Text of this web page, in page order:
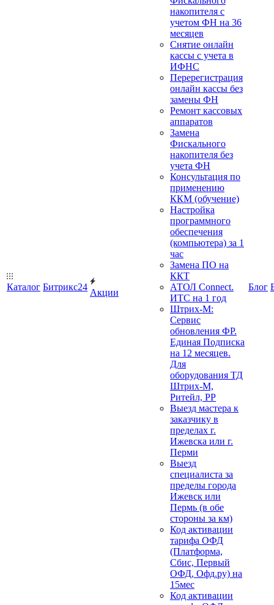
Каталог Битрикс24
Акции
накопителя с
учетом ФН на 36
месяцев
Снятие онлайн
кассы с учета в
ИФНС
Перерегистрация
онлайн кассы без
замены ФН
Ремонт кассовых
аппаратов
Замена
Фискального
накопителя без
учета ФН
Консультация по
применению
ККМ (обучение)
Настройка
программного
обеспечения
(компьютера) за 1
час
Замена ПО на
ККТ
АТОЛ Connect.
ИТС на 1 год
Штрих-М:
Сервис
обновления ФР.
Единая Подписка
на 12 месяцев.
Для
оборудования ТД
Штрих-М,
Ритейл, РР
Выезд мастера к
заказчику в
пределах г.
Ижевска или г.
Перми
Выезд
специалиста за
пределы города
Ижевск или
Пермь (в обе
стороны за км)
Код активации
тарифа ОФД
(Платформа,
Сбис, Первый
ОФД, Офд.ру) на
15мес
Код активации
Блог